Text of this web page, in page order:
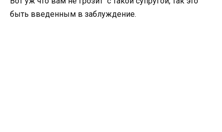
быть введенным в заблуждение.